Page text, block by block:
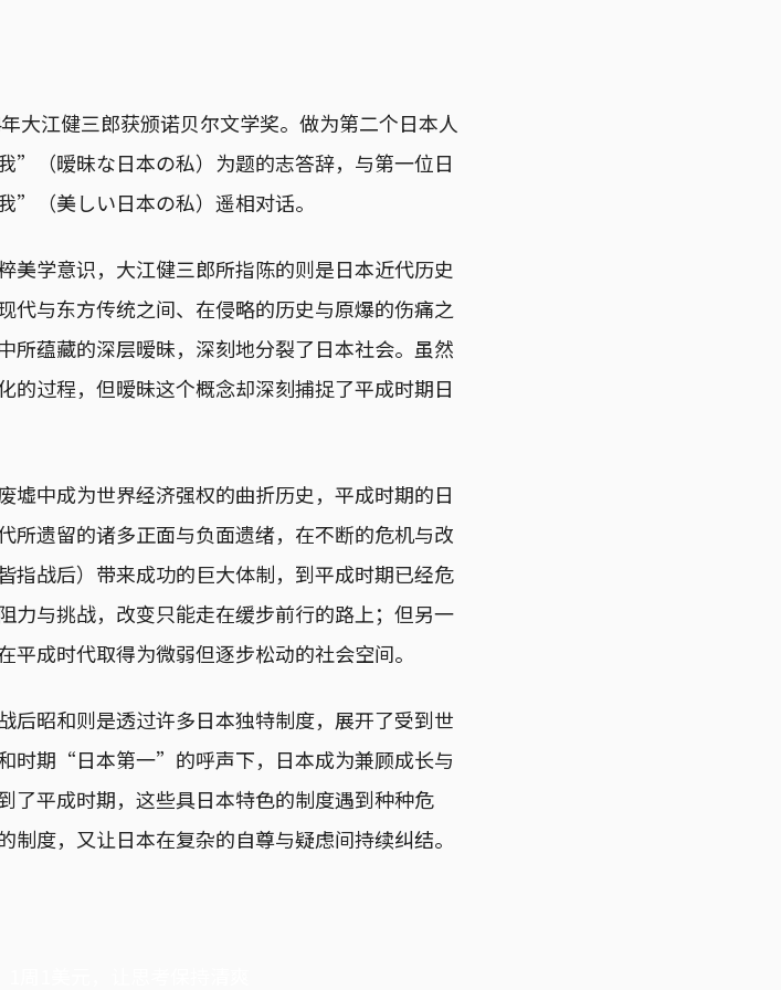
大江健三郎获颁诺贝尔文学奖。做为第二个日本人
”（暧昧な日本の私）为题的志答辞，与第一位日
（美しい日本の私）遥相对话。
美学意识，大江健三郎所指陈的则是日本近代历史
代与东方传统之间、在侵略的历史与原爆的伤痛之
所蕴藏的深层暧昧，深刻地分裂了日本社会。虽然
的过程，但暧昧这个概念却深刻捕捉了平成时期日
墟中成为世界经济强权的曲折历史，平成时期的日
所遗留的诸多正面与负面遗绪，在不断的危机与改
指战后）带来成功的巨大体制，到平成时期已经危
力与挑战，改变只能走在缓步前行的路上；但另一
成时代取得为微弱但逐步松动的社会空间。
后昭和则是透过许多日本独特制度，展开了受到世
时期“日本第一”的呼声下，日本成为兼顾成长与
了平成时期，这些具日本特色的制度遇到种种危
度，又让日本在复杂的自尊与疑虑间持续纠结。